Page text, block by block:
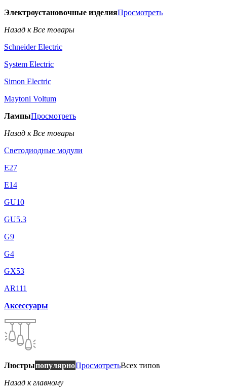
Электроустановочные изделияПросмотреть
Назад к Все товары
Schneider Electric
System Electric
Simon Electric
Maytoni Voltum
ЛампыПросмотреть
Назад к Все товары
Светодиодные модули
E27
E14
GU10
GU5.3
G9
G4
GX53
AR111
Аксессуары
ЛюстрыпопулярноПросмотретьВсех типов
Назад к главному